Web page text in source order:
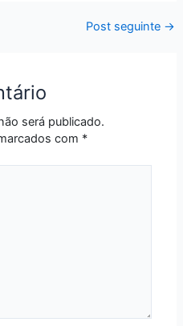
Post seguinte →
será publicado.
com *